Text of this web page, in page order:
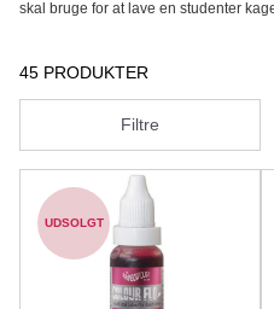
skal bruge for at lave en studenter
45 PRODUKTER
Filtre
UDSOLGT